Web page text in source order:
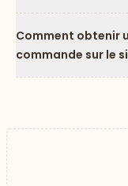
Comment obtenir
commande sur le